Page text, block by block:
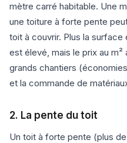
mètre carré habitable. Une
une toiture à forte pente
toit à couvrir. Plus la
est élevé, mais le prix au
grands chantiers
et la commande de
2. La pente du toit
Un toit à forte pente (plus